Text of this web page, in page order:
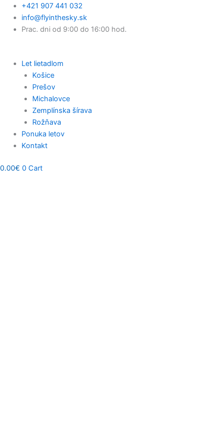
Preskočiť
obsah
+421 907 441 032
info@flyinthesky.sk
Prac. dni od 9:00 do 16:00 hod.
Main
Menu
Let lietadlom
Košice
Prešov
Michalovce
Zemplínska šírava
Rožňava
Ponuka letov
Kontakt
0.00€ 0 Cart
Main
Menu
Main
Menu